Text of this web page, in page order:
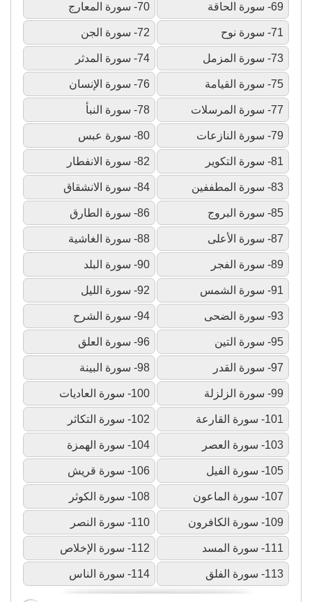
69- سورة الحاقة 70- سورة المعارج
71- سورة نوح 72- سورة الجن
73- سورة المزمل 74- سورة المدثر
75- سورة القيامة 76- سورة الإنسان
77- سورة المرسلات 78- سورة النبأ
79- سورة النازعات 80- سورة عبس
81- سورة التكوير 82- سورة الانفطار
83- سورة المطففين 84- سورة الانشقاق
85- سورة البروج 86- سورة الطارق
87- سورة الأعلى 88- سورة الغاشية
89- سورة الفجر 90- سورة البلد
91- سورة الشمس 92- سورة الليل
93- سورة الضحى 94- سورة الشرح
95- سورة التين 96- سورة العلق
97- سورة القدر 98- سورة البينة
99- سورة الزلزلة 100- سورة العاديات
101- سورة القارعة 102- سورة التكاثر
103- سورة العصر 104- سورة الهمزة
105- سورة الفيل 106- سورة قريش
107- سورة الماعون 108- سورة الكوثر
109- سورة الكافرون 110- سورة النصر
111- سورة المسد 112- سورة الإخلاص
113- سورة الفلق 114- سورة الناس